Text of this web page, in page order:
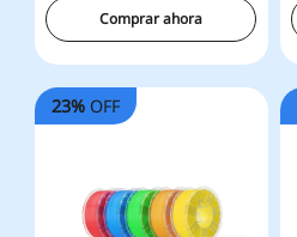
Comprar ahora
23% OFF